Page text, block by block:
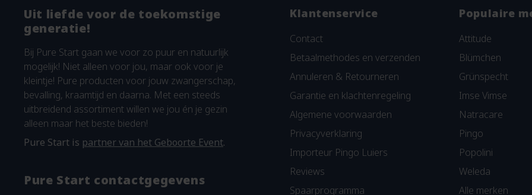
Uit liefde voor de toekomstige
generatie!
Bij Pure Start gaan we voor zo puur en natuurlijk
mogelijk! Niet alleen voor jou, maar ook voor je
kleintje! Pure producten voor jouw zwangerschap,
bevalling, kraamtijd en daarna. Met een steeds
uitbreidend assortiment willen we jou én je gezin
alleen maar het beste bieden!
Pure Start is partner van het Geboorte Event.
Pure Start contactgegevens
Klantenservice
Contact
Betaalmethodes en verzenden
Annuleren & Retourneren
Garantie en klachtenregeling
Algemene voorwaarden
Privacyverklaring
Importeur Pingo Luiers
Reviews
Spaarprogramma
Populaire
Attitude
Blümchen
Grünspecht
Imse Vimse
Natracare
Pingo
Popolini
Weleda
Alle merken